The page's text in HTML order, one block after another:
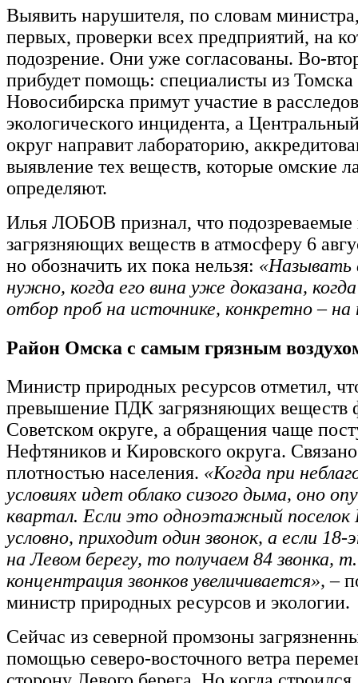
Выявить нарушителя, по словам
первых, проверки всех предприятий, на
подозрение. Они уже согласованы. Во-
прибудет помощь: специалисты из Томска
Новосибирска примут участие в
экологического инцидента, а
округ направит лабораторию,
выявление тех веществ, которые омские
определяют.
Илья ЛОБОВ признал, что подозреваемые
загрязняющих веществ в атмосферу 6
но обозначить их пока нельзя: «Называть
нужно, когда его вина уже доказана,
отбор проб на источнике, конкретно – на
Район Омска с самым грязным
Министр природных ресурсов отметил,
превышение ПДК загрязняющих веществ
Советском округе, а обращения чаще
Нефтяников и Кировского округа.
плотностью населения. «Когда при
условиях идет облако сизого дыма, оно
квартал. Если это одноэтажный поселок
условно, приходит один звонок, а если
на Левом берегу, то получаем 84 звонка,
концентрация звонков увеличивается», –
министр природных ресурсов и экологии.
Сейчас из северной промзоны
помощью северо-восточного ветра